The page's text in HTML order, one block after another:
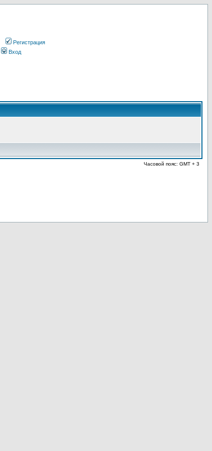
Регистрация
Вход
Часовой пояс: GMT + 3